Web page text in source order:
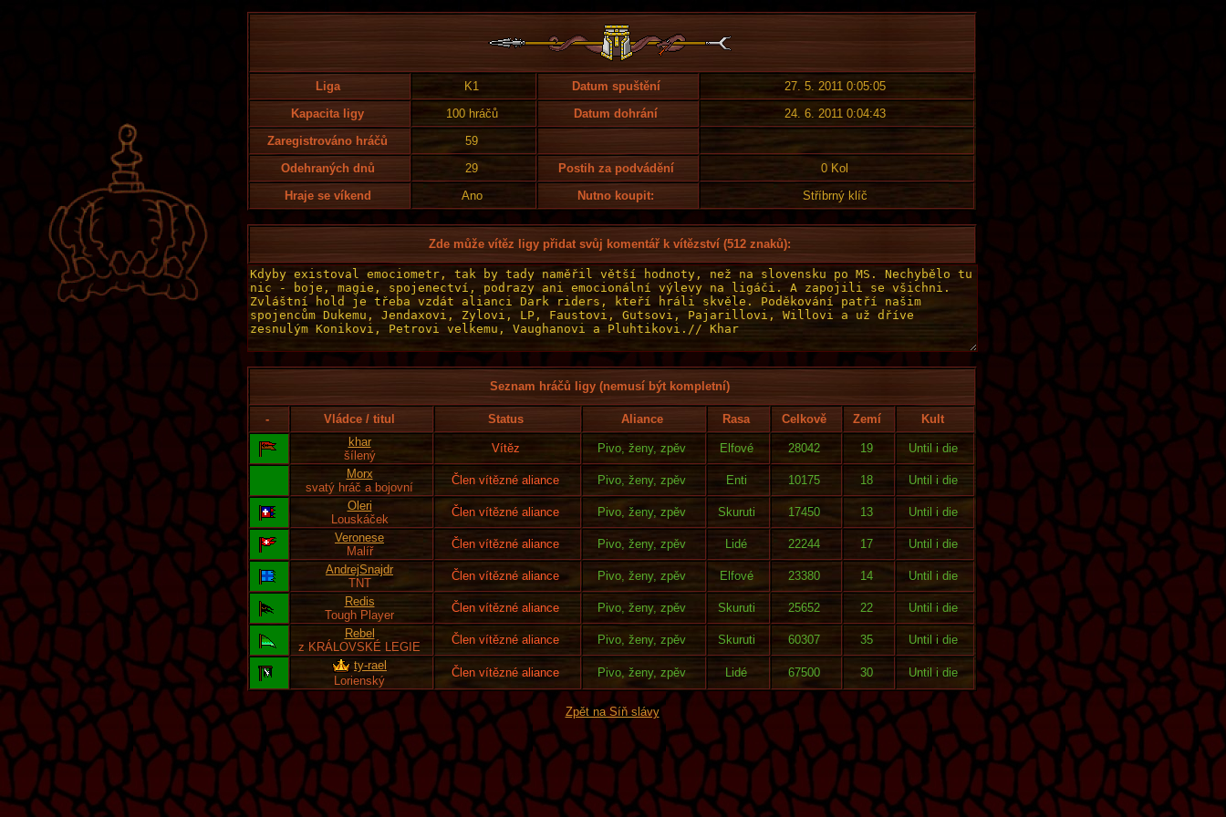
Liga K1 Datum spuštění
27. 5. 2011 0:05:05
Kapacita ligy
100 hráčů Datum dohrání
24. 6. 2011 0:04:43
Zaregistrováno hráčů
59
Odehraných dnů
29 Postih za podvádění
0 Kol
Hraje se víkend
Ano Nutno koupit: Stříbrný klíč
Zde může vítěz ligy přidat svůj komentář k vítězství (512 znaků):
Seznam hráčů ligy (nemusí být kompletní)
- Vládce / titul Status Aliance Rasa Celkově Zemí
Kult
khar
šílený
Vítěz Pivo, ženy, zpěv Elfové 28042 19
Until i die
Morx
svatý hráč a bojovní
Člen vítězné aliance Pivo, ženy, zpěv Enti 10175 18
Until i die
Oleri
Louskáček
Člen vítězné aliance Pivo, ženy, zpěv Skuruti 17450 13
Until i die
Veronese
Malíř
Člen vítězné aliance Pivo, ženy, zpěv Lidé 22244 17
Until i die
AndrejSnajdr
TNT
Člen vítězné aliance Pivo, ženy, zpěv Elfové 23380 14
Until i die
Redis
Tough Player
Člen vítězné aliance Pivo, ženy, zpěv Skuruti 25652 22
Until i die
Rebel
z KRÁLOVSKÉ LEGIE
Člen vítězné aliance Pivo, ženy, zpěv Skuruti 60307 35
Until i die
ty-rael
Lorienský
Člen vítězné aliance Pivo, ženy, zpěv Lidé 67500 30 Until i die
Zpět na Síň slávy